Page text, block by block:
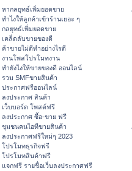
หากลยุทธ์เพิ่มยอดขาย
ทําไงให้ลูกค้าเข้าร้านเยอะ ๆ
กลยุทธ์เพิ่มยอดขาย
เคล็ดลับขายของดี
ค้าขายไม่ดีทำอย่างไรดี
งานโพสโปรโมทงาน
ทํายังไงให้ขายของดี ออนไลน์
รวม SMFขายสินค้า
ประกาศฟรีออนไลน์
ลงประกาศ สินค้า
เว็บบอร์ด โพสต์ฟรี
ลงประกาศ ซื้อ-ขาย ฟรี
ชุมชนคนไอทีขายสินค้า
ลงประกาศฟรีใหม่ๆ 2023
โปรโมทธุรกิจฟรี
โปรโมทสินค้าฟรี
แจกฟรี รายชื่อเว็บลงประกาศฟรี